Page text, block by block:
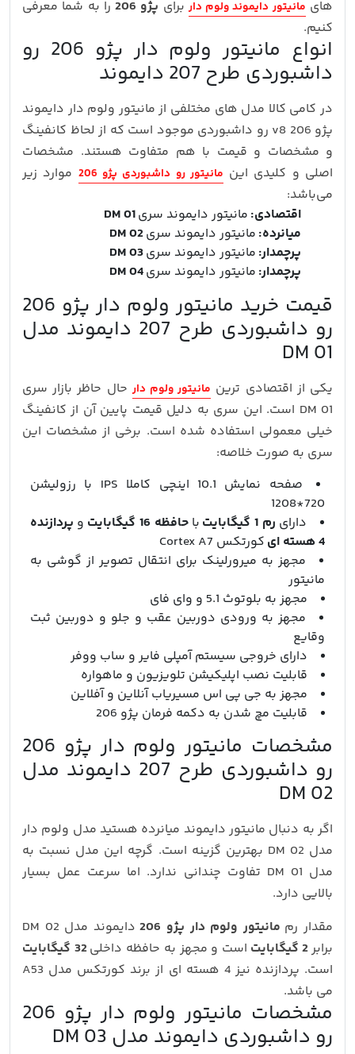
های مانیتور دایموند ولوم دار برای پژو 206
را به شما معرفی
کنیم.
انواع مانیتور ولوم دار پژو 206 رو
داشبوردی طرح 207 دایموند
در کامی کالا مدل های مختلفی از مانیتور ولوم دار دایموند
پژو 206 v8 رو داشبوردی موجود است که از لحاظ کانفینگ
و مشخصات و قیمت با هم متفاوت هستند. مشخصات
اصلی و کلیدی این مانیتور رو داشبوردی پژو 206
موارد زیر
می‌باشد:
اقتصادی: مانیتور دایموند سریDM 01
میانرده: مانیتور دایموند سریDM 02
پرچمدار: مانیتور دایموند سریDM 03
پرچمدار: مانیتور دایموند سریDM 04
قیمت خرید مانیتور ولوم دار پژو 206
رو داشبوردی طرح 207 دایموند مدل
DM 01
یکی از اقتصادی ترین مانیتور ولوم دار حال حاظر بازار سری
DM 01 است. این سری به دلیل قیمت پایین آن از کانفینگ
خیلی معمولی استفاده شده است. برخی از مشخصات این
سری به صورت خلاصه:
صفحه نمایش 10.1 اینچی کاملا IPS با رزولیشن
720*1208
دارای رم 1 گیگابایت باحافظه 16 گیگابایت و پردازنده
4 هسته ای
کورتکس Cortex A7
مجهز به میرورلینک برای انتقال تصویر از گوشی به
مانیتور
مجهز به بلوتوث 5.1 و وای فای
مجهز به ورودی دوربین عقب و جلو و دوربین ثبت
وقایع
دارای خروجی سیستم آمپلی فایر و ساب ووفر
قابلیت نصب اپلیکیشن تلویزیون و ماهواره
مجهز به جی پی اس مسیریاب آنلاین و آفلاین
قابلیت مچ شدن به دکمه فرمان پژو 206
مشخصات مانیتور ولوم دار پژو 206
رو داشبوردی طرح 207 دایموند مدل
DM 02
اگر به دنبال مانیتور دایموند میانرده هستید مدل ولوم دار
مدل DM 02 بهترین گزینه است. گرچه این مدل نسبت به
مدل DM 01 تفاوت چندانی ندارد. اما سرعت عمل بسیار
بالایی دارد.
مقدار رم مانیتور ولوم دار پژو 206
دایموند مدل DM 02
برابر2 گیگابایت است و مجهز به حافظه داخلی32 گیگابایت
است. پردازنده نیز 4 هسته ای از برند کورتکس مدل A53
می باشد.
مشخصات مانیتور ولوم دار پژو 206
رو داشبوردی دایموند مدل DM 03